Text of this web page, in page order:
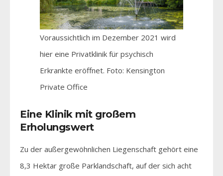
Voraussichtlich im Dezember 2021 wird
hier eine Privatklinik für psychisch
Erkrankte eröffnet. Foto: Kensington
Private Office
Eine Klinik mit großem
Erholungswert
Zu der außergewöhnlichen Liegenschaft gehört eine
8,3 Hektar große Parklandschaft, auf der sich acht